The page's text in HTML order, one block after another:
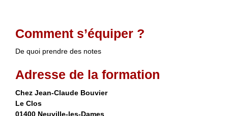
Comment s’équiper ?
De quoi prendre des notes
Adresse de la formation
Chez Jean-Claude Bouvier
Le Clos
01400 Neuville-les-Dames